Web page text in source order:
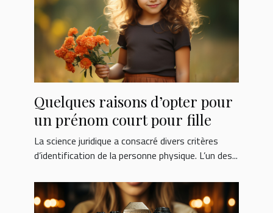
Quelques raisons d’opter pour
un prénom court pour fille
La science juridique a consacré divers critères
d’identification de la personne physique. L’un des...